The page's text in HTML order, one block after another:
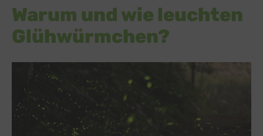
Warum und wie leuchten
Glühwürmchen?